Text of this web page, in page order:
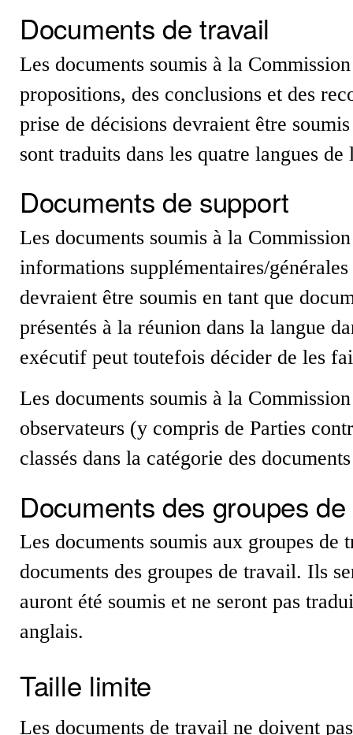
Documents de travail
Les documents soumis à la
propositions, des conclusions et des
prise de décisions devraient être
sont traduits dans les quatre langues
Documents de support
Les documents soumis à la
informations supplémentaires/
devraient être soumis en tant que
présentés à la réunion dans la langue
exécutif peut toutefois décider de les
Les documents soumis à la
observateurs (y compris de Parties
classés dans la catégorie des
Documents des groupes
Les documents soumis aux groupes
documents des groupes de travail. Ils
auront été soumis et ne seront pas
anglais.
Taille limite
Les documents de travail ne doivent